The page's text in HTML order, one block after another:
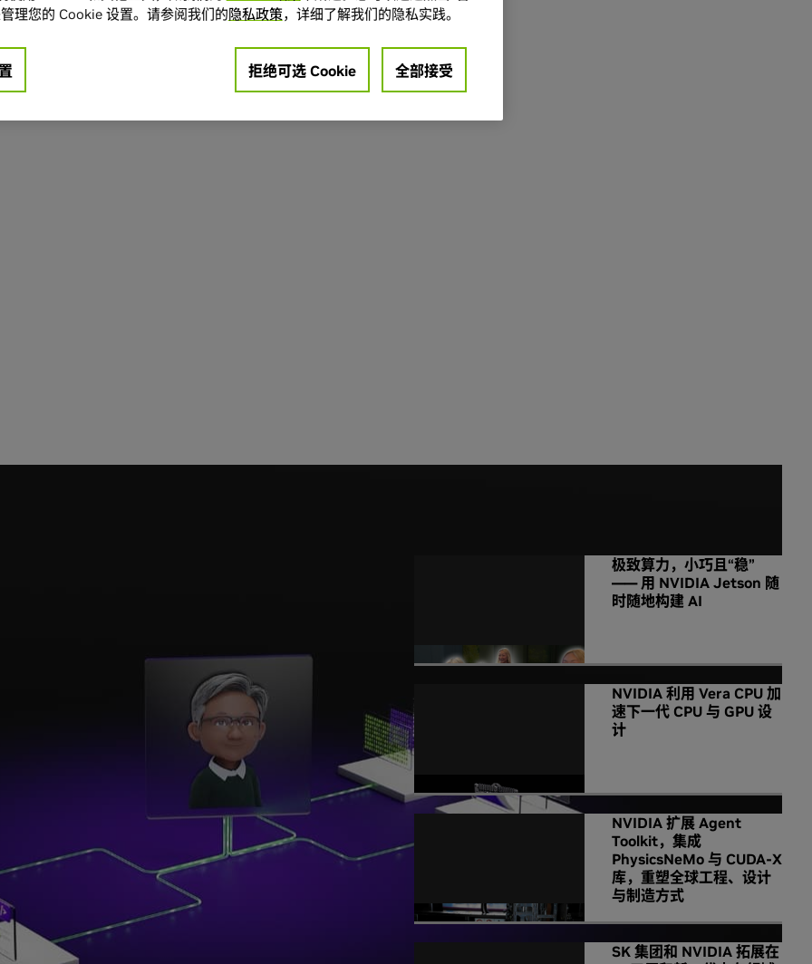
级模型产生了极大的需求。
) 的 Llama Nemotron 系列。
系列应用程序中创建和部署 AI 智能体，包括客户支持、欺
世界并采取适当行动的能力，以更有效地发挥其作用。
语言模型 (VLM) 以及面向 视频搜索和摘要的 NVIDIA NIM 微
机器、医院、商店和仓库的图像和视频以及体育赛事、电
人和自动驾驶汽车领域生成物理感知视频的开发者，
基础模型
极致算力，小巧且“稳”
—— 用 NVIDIA Jetson 随
时随地构建 AI
NVIDIA 利用 Vera CPU 加
速下一代 CPU 与 GPU 设
计
NVIDIA 扩展 Agent
Toolkit，集成
PhysicsNeMo 与 CUDA-X
库，重塑全球工程、设计
与制造方式
SK 集团和 NVIDIA 拓展在
理您的 Cookie 设置。请参阅我们的隐私政策，详细了解我们的隐私实践。
拒绝可选 Cookie 全部接受